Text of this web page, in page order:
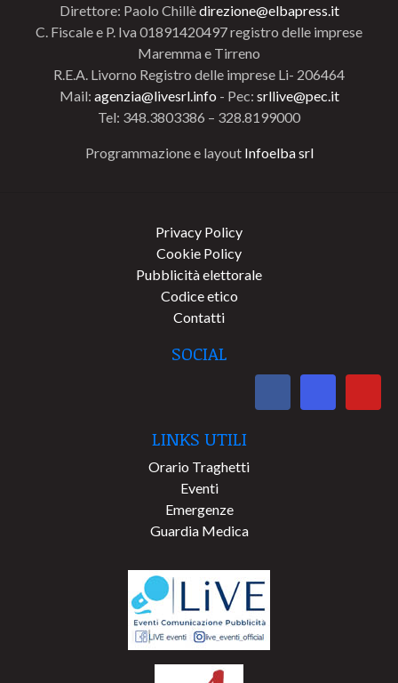
Direttore: Paolo Chillèdirezione@elbapress.it
C. Fiscale e P. Iva 01891420497 registro delle imprese
Maremma e Tirreno
R.E.A. Livorno Registro delle imprese Li- 206464
Mail: agenzia@livesrl.info - Pec: srllive@pec.it
Tel: 348.3803386 – 328.8199000
Programmazione e layout Infoelba srl
Privacy Policy
Cookie Policy
Pubblicità elettorale
Codice etico
Contatti
SOCIAL
LINKS UTILI
Orario Traghetti
Eventi
Emergenze
Guardia Medica